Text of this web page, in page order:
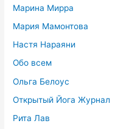
Марина Мирра
Мария Мамонтова
Настя Нараяни
Обо всем
Ольга Белоус
Открытый Йога Журнал
Рита Лав